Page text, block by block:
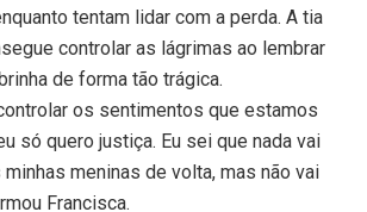
tentam lidar com a perda. A tia
controlar as lágrimas ao lembrar
de forma tão trágica.
os sentimentos que estamos
só quero justiça. Eu sei que nada vai
meninas de volta, mas não vai
Francisca.